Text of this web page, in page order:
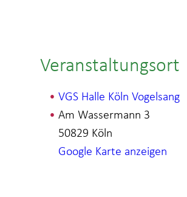
Veranstaltungsort
VGS Halle Köln Vogelsang
Am Wassermann 3
Köln
50829
Google Karte anzeigen